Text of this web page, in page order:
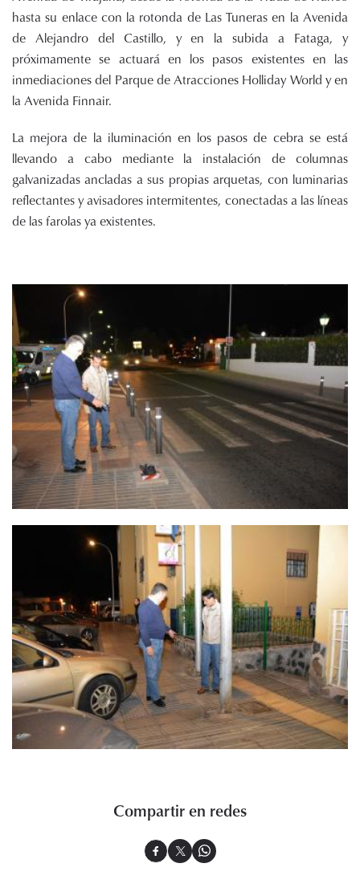
hasta su enlace con la rotonda de Las Tuneras en la Avenida
de Alejandro del Castillo, y en la subida a Fataga, y
próximamente se actuará en los pasos existentes en las
inmediaciones del Parque de Atracciones Holliday World y en
la Avenida Finnair.
La mejora de la iluminación en los pasos de cebra se está
llevando a cabo mediante la instalación de columnas
galvanizadas ancladas a sus propias arquetas, con luminarias
reflectantes y avisadores intermitentes, conectadas a las líneas
de las farolas ya existentes.
Compartir en redes